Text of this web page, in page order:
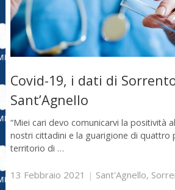
Covid-19, i dati di
Sant’Agnello
“Miei cari devo comunicarvi la positività
nostri cittadini e la guarigione di quattro
territorio di …
13 Febbraio 2021 | Sant'Agnello,